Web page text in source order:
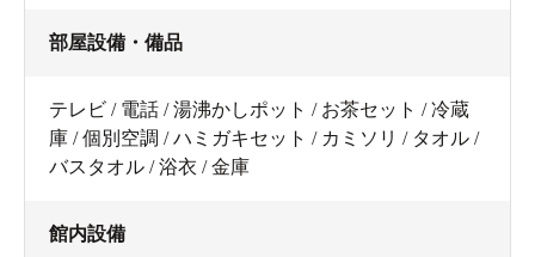
部屋設備・備品
テレビ / 電話 / 湯沸かしポット / お茶セット / 冷蔵
庫 / 個別空調 / ハミガキセット / カミソリ / タオル /
バスタオル / 浴衣 / 金庫
館内設備